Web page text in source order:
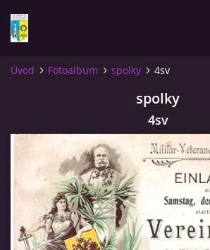
FOTOALBUM
KOMENTÁŘE
Úvod Fotoalbum spolky 4sv
spolky
4sv